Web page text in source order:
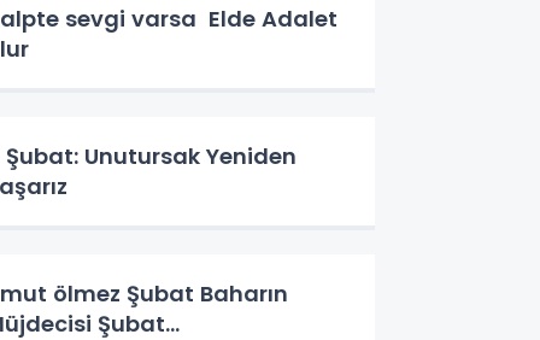
sevgi varsa Elde Adalet
Şubat: Unutursak Yeniden
ölmez Şubat Baharın
Şubat…